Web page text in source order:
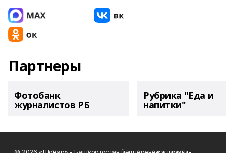
Партнеры
Фотобанк
журналистов РБ
Рубрика "Еда и
напитки"